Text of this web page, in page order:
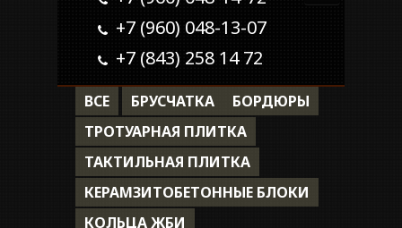
+7 (960) 048-13-07
+7 (843) 258 14 72
Главная
Продукция
Наши работы
Контакты
ВСЕ БРУСЧАТКА
БОРДЮРЫ
ТРОТУАРНАЯ ПЛИТКА
ТАКТИЛЬНАЯ ПЛИТКА
КЕРАМЗИТОБЕТОННЫЕ БЛОКИ
КОЛЬЦА ЖБИ